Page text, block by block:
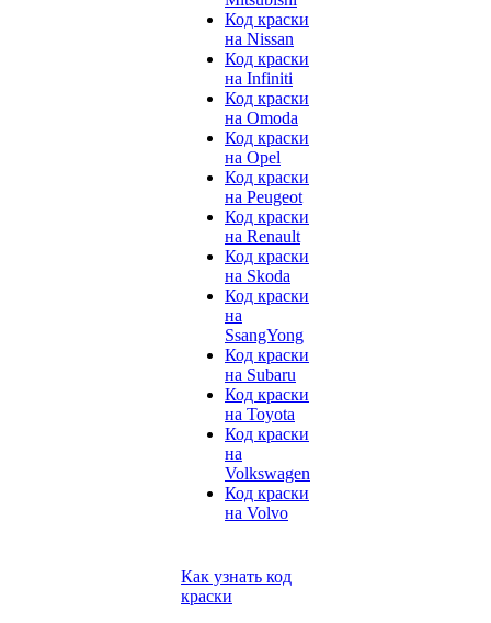
Код краски
на Nissan
Код краски
на Infiniti
Код краски
на Omoda
Код краски
на Opel
Код краски
на Peugeot
Код краски
на Renault
Код краски
на Skoda
Код краски
на
SsangYong
Код краски
на Subaru
Код краски
на Toyota
Код краски
на
Volkswagen
Код краски
на Volvo
Как узнать код
краски